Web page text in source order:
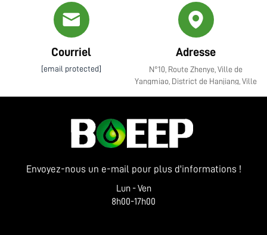
Courriel
[email protected]
Adresse
N°10, Route Zhenye, Ville de
Yangmiao, District de Hanjiang, Ville
Envoyez-nous un e-mail pour plus d'informations !
Lun - Ven
8h00-17h00